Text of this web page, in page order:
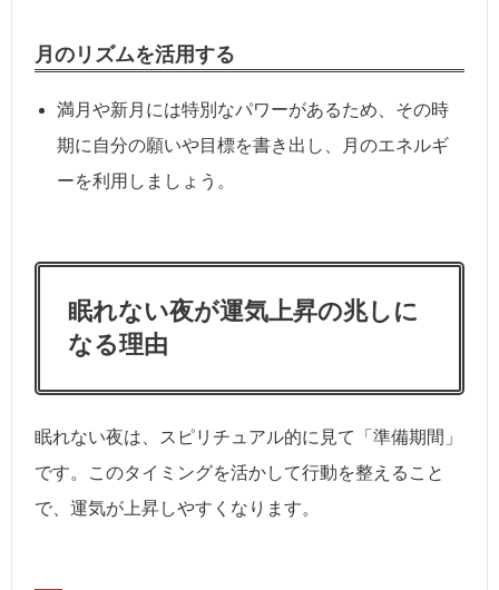
月のリズムを活用する
満月や新月には特別なパワーがあるため、その時
期に自分の願いや目標を書き出し、月のエネルギ
ーを利用しましょう。
眠れない夜が運気上昇の兆しに
なる理由
眠れない夜は、スピリチュアル的に見て「準備期間」
です。このタイミングを活かして行動を整えること
で、運気が上昇しやすくなります。